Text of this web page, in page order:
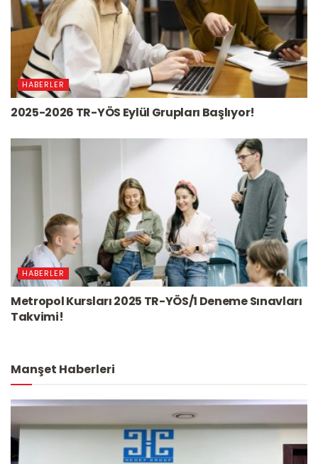
HABERLER
2025-2026 TR-YÖS Eylül Grupları Başlıyor!
HABERLER
Metropol Kursları 2025 TR-YÖS/1 Deneme Sınavları
Takvimi!
Manşet Haberleri